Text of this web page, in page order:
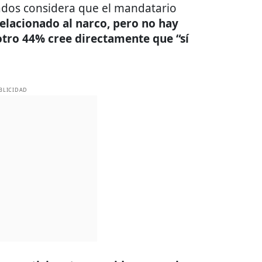
considera que el mandatario
al narco, pero no hay
44% cree directamente que “sí